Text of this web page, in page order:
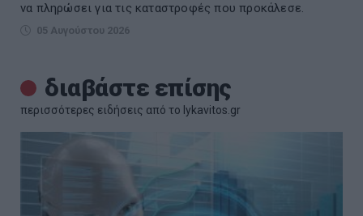
να πληρώσει για τις καταστροφές που προκάλεσε.
05 Αυγούστου 2026
διαβάστε επίσης
περισσότερες ειδήσεις από το lykavitos.gr